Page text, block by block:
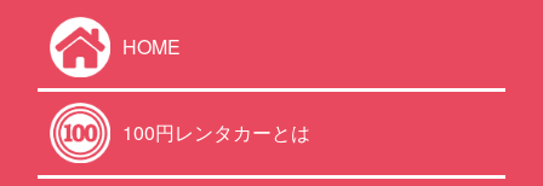
HOME
100円レンタカーとは